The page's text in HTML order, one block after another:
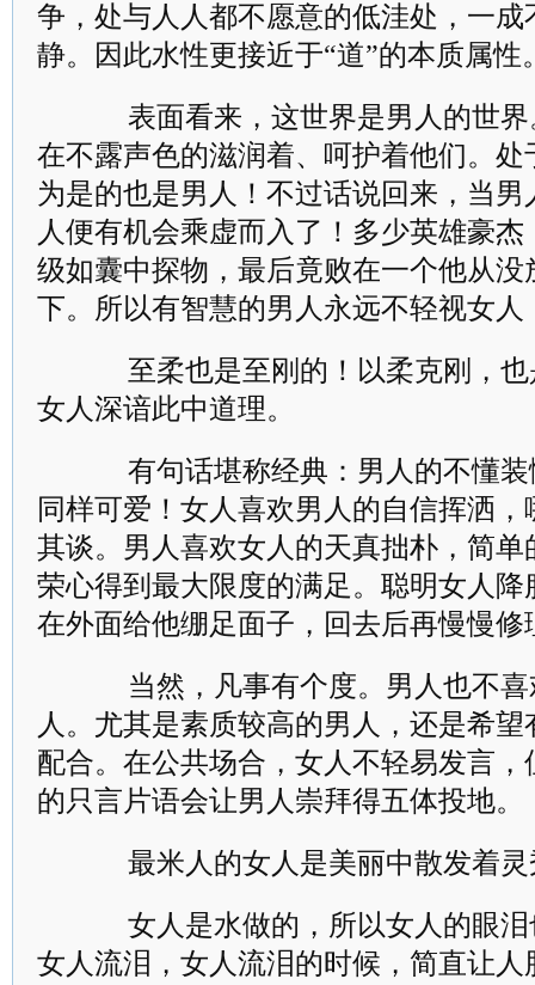
争，处与人人都不愿意的低洼处，一
静。因此水性更接近于“道”的本质属性
表面看来，这世界是男人的世界
在不露声色的滋润着、呵护着他们。
为是的也是男人！不过话说回来，当
人便有机会乘虚而入了！多少英雄豪
级如囊中探物，最后竟败在一个他从
下。所以有智慧的男人永远不轻视女人
至柔也是至刚的！以柔克刚，也
女人深谙此中道理。
有句话堪称经典：男人的不懂装
同样可爱！女人喜欢男人的自信挥洒
其谈。男人喜欢女人的天真拙朴，简
荣心得到最大限度的满足。聪明女人
在外面给他绷足面子，回去后再慢慢修
当然，凡事有个度。男人也不喜
人。尤其是素质较高的男人，还是希
配合。在公共场合，女人不轻易发言
的只言片语会让男人崇拜得五体投地。
最米人的女人是美丽中散发着灵
女人是水做的，所以女人的眼泪
女人流泪，女人流泪的时候，简直让